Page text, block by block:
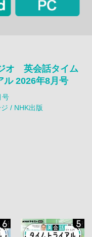
オ 英会話タイム
ル 2026年8月号
号
/ NHK出版